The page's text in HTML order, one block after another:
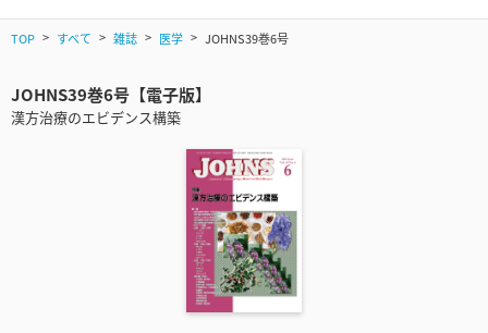
TOP すべて 雑誌 医学 JOHNS39巻6号
JOHNS39巻6号【電子版】
漢方治療のエビデンス構築